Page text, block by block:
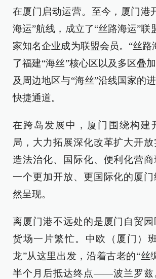
在厦门启动运营。至今，厦门港
海运”航线，成立了“丝路海运”联
家知名企业成为联盟会员。“丝路
了福建“海丝”核心区以及多区叠
及周边地区与“海丝”沿线国家的
快捷通道。
在跨岛发展中，厦门围绕构建
局，大力拓展深化改革扩大开
造法治化、国际化、便利化营商
一个更加开放、更国际化的厦
然呈现。
离厦门港不远处的是厦门自贸
货场一片繁忙。中欧（厦门）
龙”从这里出发，沿着古老的“丝
半个月后抵达终点——波兰罗兹